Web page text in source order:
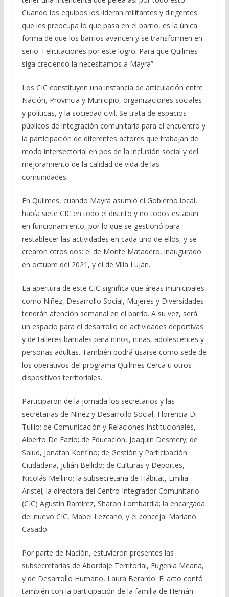
Cuando los equipos los lideran militantes y dirigentes
que les preocupa lo que pasa en el barrio, es la única
forma de que los barrios avancen y se transformen en
serio. Felicitaciones por este logro. Para que Quilmes
siga creciendo la necesitamos a Mayra”.
Los CIC constituyen una instancia de articulación entre
Nación, Provincia y Municipio, organizaciones sociales
y políticas, y la sociedad civil. Se trata de espacios
públicos de integración comunitaria para el encuentro y
la participación de diferentes actores que trabajan de
modo intersectorial en pos de la inclusión social y del
mejoramiento de la calidad de vida de las
comunidades.
En Quilmes, cuando Mayra asumió el Gobierno local,
había siete CIC en todo el distrito y no todos estaban
en funcionamiento, por lo que se gestionó para
restablecer las actividades en cada uno de ellos, y se
crearon otros dos: el de Monte Matadero, inaugurado
en octubre del 2021, y el de Villa Luján.
La apertura de este CIC significa que áreas municipales
como Niñez, Desarrollo Social, Mujeres y Diversidades
tendrán atención semanal en el barrio. A su vez, será
un espacio para el desarrollo de actividades deportivas
y de talleres barriales para niños, niñas, adolescentes y
personas adultas. También podrá usarse como sede de
los operativos del programa Quilmes Cerca u otros
dispositivos territoriales.
Participaron de la jornada los secretarios y las
secretarias de Niñez y Desarrollo Social, Florencia Di
Tullio; de Comunicación y Relaciones Institucionales,
Alberto De Fazio; de Educación, Joaquín Desmery; de
Salud, Jonatan Konfino; de Gestión y Participación
Ciudadana, Julián Bellido; de Culturas y Deportes,
Nicolás Mellino; la subsecretaria de Hábitat, Emilia
Aristei; la directora del Centro Integrador Comunitario
(CIC) Agustín Ramírez, Sharon Lombardía; la encargada
del nuevo CIC, Mabel Lezcano; y el concejal Mariano
Casado.
Por parte de Nación, estuvieron presentes las
subsecretarias de Abordaje Territorial, Eugenia Meana,
y de Desarrollo Humano, Laura Berardo. El acto contó
también con la participación de la familia de Hernán